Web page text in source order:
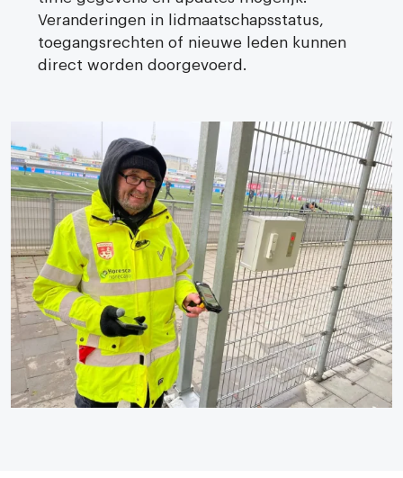
Veranderingen in lidmaatschapsstatus,
toegangsrechten of nieuwe leden kunnen
direct worden doorgevoerd.